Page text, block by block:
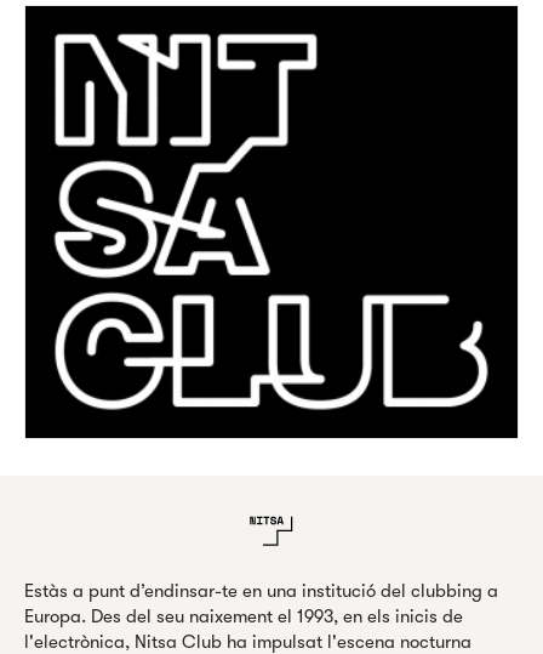
Estàs a punt d’endinsar-te en una institució del clubbing a
Europa. Des del seu naixement el 1993, en els inicis de
l'electrònica, Nitsa Club ha impulsat l'escena nocturna